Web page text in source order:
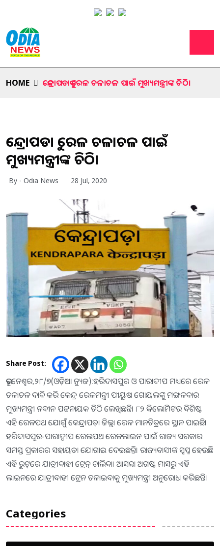
HOME କେନ୍ଦ୍ରାପଡାକୁ ରେଳ ଚଳାଚଳ ପାଇଁ ମୁଖ୍ୟମନ୍ତ୍ରୀଙ୍କ ଚିଠି।
କେନ୍ଦ୍ରାପଡାକୁ ରେଳ ଚଳାଚଳ ପାଇଁ
ମୁଖ୍ୟମନ୍ତ୍ରୀଙ୍କ ଚିଠି।
By - Odia News 28 Jul, 2020
Share Post:
ଭୁବନେଶ୍ୱର,୨୮/୭(ଓଡ଼ିଆ ନ୍ୟୁଜ):ହରିଦାସପୁର ଓ ପାରାଦୀପ ମଧ୍ୟରେ ରେଳ
ଚଳାଚଳ ଦାବି କରି କେନ୍ଦ୍ର ରେଳମନ୍ତ୍ରୀ ପୀୟୁଷ ଗୋୟଲଙ୍କୁ ମଙ୍ଗଳବାର
ମୁଖ୍ୟମନ୍ତ୍ରୀ ନବୀନ ପଟ୍ଟନାୟକ ଚିଠି ଲେଖିଛନ୍ତି। ୮୨ କିଲୋମିଟର ବିଶିଷ୍ଟ
ଏହି ରେଳପଥ ଯୋଗୁଁ କେନ୍ଦ୍ରାପଡ଼ା ଜିଲ୍ଲା ରେଳ ମାନଚିତ୍ରରେ ସ୍ଥାନ ପାଇଛି।
ହରିଦାସପୁର-ପାରାଦ୍ବୀପ ରେଲପଥ ରେଳଲାଇନ ପାଇଁ ରାଜ୍ୟ ସରକାର
ସମସ୍ତ ପ୍ରକାରର ସହାୟତା ଯୋଗାଇ ଦେଇଛନ୍ତି। ରାଜ୍ୟବାସୀଙ୍କ ସ୍ବପ୍ନ ହେଉଛି
ଏହି ରୁଟ୍‌ରେ ଯାତ୍ରୀବାହୀ ଟ୍ରେନ୍‌ ଚାଲିବା। ଆସନ୍ତା ଅଗଷ୍ଟ ମାସରୁ ଏହି
ଲାଇନରେ ଯାତ୍ରୀବାହୀ ଟ୍ରେନ ଚଳାଇବାକୁ ମୁଖ୍ୟମନ୍ତ୍ରୀ ଅନୁରୋଧ କରିଛନ୍ତି।
Categories